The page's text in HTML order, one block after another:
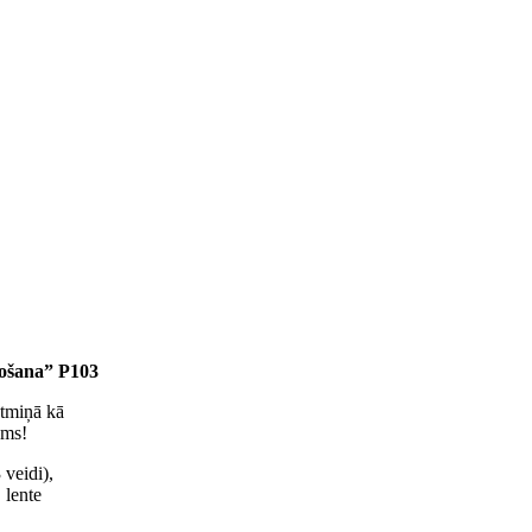
P103
kā
veidi),
lente